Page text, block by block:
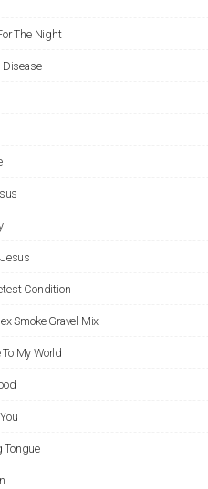
The Night
Disease
Condition
Smoke Gravel Mix
My World
Tongue